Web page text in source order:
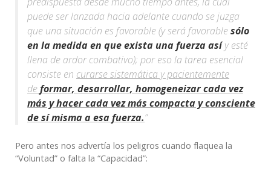
puede ser lanzada hacia adelante cuando se juzga
que una situación es favorable (y será favorablesólo
en la medida en que exista una fuerza así y esté
llena de ardor combativo); por eso la tarea esencial
consiste en curarse sistemática y pacientemente
deformar, desarrollar, homogeneizar cada vez
más y hacer cada vez más compacta y consciente
de sí misma a esa fuerza.”
Pero antes nos advertía los peligros cuando flaquea la
“Voluntad” o falta la “Capacidad”: